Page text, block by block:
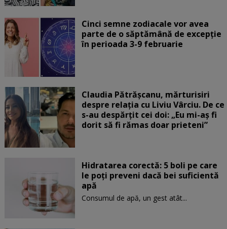
Cinci semne zodiacale vor avea
parte de o săptămână de excepție
în perioada 3-9 februarie
Claudia Pătrășcanu, mărturisiri
despre relația cu Liviu Vârciu. De ce
s-au despărțit cei doi: „Eu mi-aș fi
dorit să fi rămas doar prieteni”
Hidratarea corectă: 5 boli pe care
le poți preveni dacă bei suficientă
apă
Consumul de apă, un gest atât...